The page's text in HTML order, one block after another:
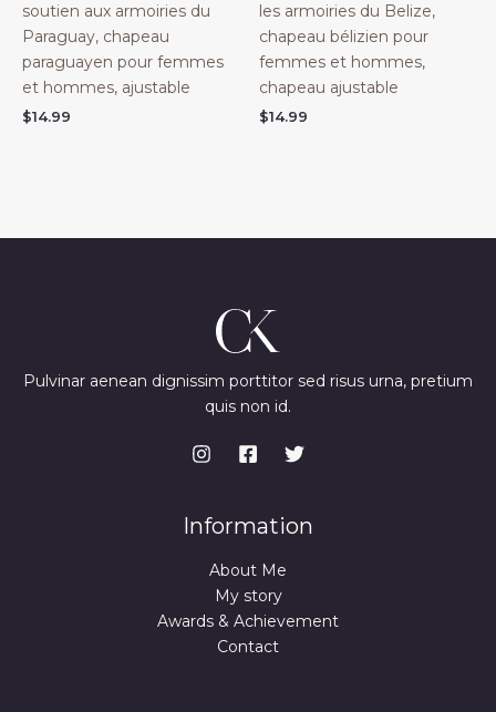
soutien aux armoiries du
Paraguay, chapeau
paraguayen pour femmes
et hommes, ajustable
$14.99
les armoiries du Belize,
chapeau bélizien pour
femmes et hommes,
chapeau ajustable
$14.99
Pulvinar aenean dignissim porttitor sed risus urna, pretium
quis non id.
Information
About Me
My story
Awards & Achievement
Contact